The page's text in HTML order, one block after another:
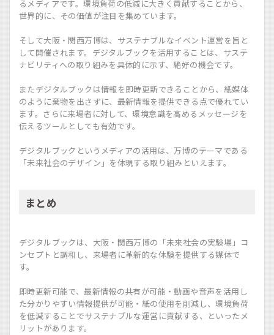
るメディアです。環境負荷の低減に大きく貢献することから、
世界的に、その価値が注目を集めています。
そして大阪・関西万博は、サステナブルなイベント運営を旨と
して開催されます。デジタルブックを活用することは、サステ
ナビリティへの取り組みを具体的に示す、絶好の機会です。
またデジタルブックは情報を即時更新できることから、紙媒体
のように棄物を出さずに、最新情報を提供できる点で優れてい
ます。さらに来場者に対して、環境意識を高めるメッセージを
伝えるツールとしても有効です。
デジタルブックというメディアの活用は、万博のテーマである
「未来社会のデザイン」を体現する取り組みといえます。
まとめ
デジタルブックは、大阪・関西万博の「未来社会の実験場」コ
ンセプトと調和し、来場者に革新的な体験を提供する媒体で
す。
即時更新可能で、最新情報の共有が可能・動画や音声を活用し
た分かりやすい情報提供が可能・紙の使用を削減し、環境負荷
を低減することでサステナブルな運営に貢献する、といったメ
リットがあります。